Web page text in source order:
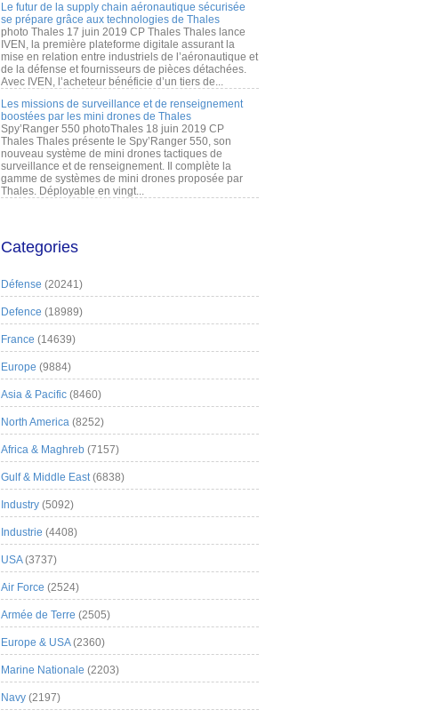
Le futur de la supply chain aéronautique sécurisée
se prépare grâce aux technologies de Thales
photo Thales 17 juin 2019 CP Thales Thales lance
IVEN, la première plateforme digitale assurant la
mise en relation entre industriels de l’aéronautique et
de la défense et fournisseurs de pièces détachées.
Avec IVEN, l’acheteur bénéficie d’un tiers de...
Les missions de surveillance et de renseignement
boostées par les mini drones de Thales
Spy’Ranger 550 photoThales 18 juin 2019 CP
Thales Thales présente le Spy’Ranger 550, son
nouveau système de mini drones tactiques de
surveillance et de renseignement. Il complète la
gamme de systèmes de mini drones proposée par
Thales. Déployable en vingt...
Categories
Défense (20241)
Defence (18989)
France (14639)
Europe (9884)
Asia & Pacific (8460)
North America (8252)
Africa & Maghreb (7157)
Gulf & Middle East(6838)
Industry (5092)
Industrie (4408)
USA(3737)
Air Force (2524)
Armée de Terre (2505)
Europe & USA(2360)
Marine Nationale (2203)
Navy (2197)